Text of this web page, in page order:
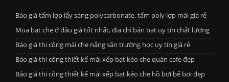
Báo giá tấm lợp lấy sáng polycarbonate, tấm poly lợp mái giá rẻ
Mua bạt che ở đâu giá tốt nhất, địa chỉ bán bạt uy tín chất lượng
Báo giá thi công mái che nắng sân trường học uy tín giá rẻ
Báo giá thi công thiết kế mái xếp bạt kéo che quán cafe đẹp
Báo giá thi công thiết kế mái xếp bạt kéo che hồ bơi bể bơi đẹp